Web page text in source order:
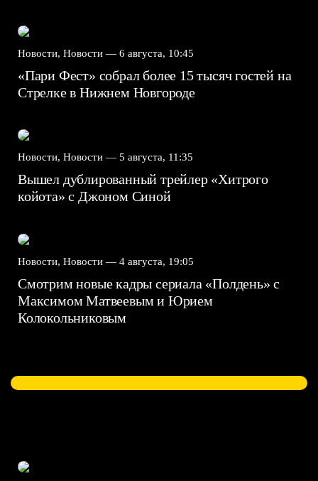
Новости, Новости — 6 августа, 10:45
«Пари Фест» собрал более 15 тысяч гостей на
Стрелке в Нижнем Новгороде
Новости, Новости — 5 августа, 11:35
Вышел дублированный трейлер «Хитрого
койота» с Джоном Синой
Новости, Новости — 4 августа, 19:05
Смотрим новые кадры сериала «Полдень» с
Максимом Матвеевым и Юрием
Колокольниковым